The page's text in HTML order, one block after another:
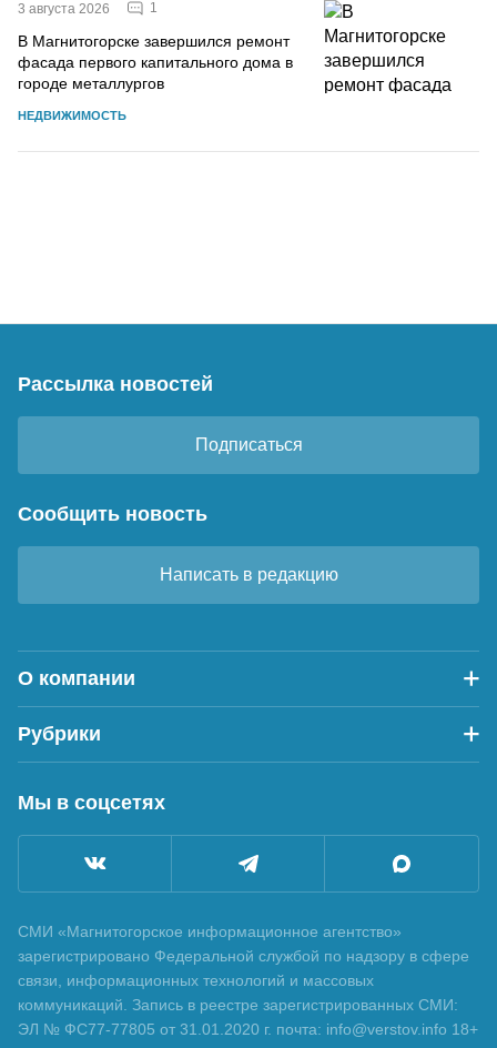
3 августа 2026 1
В Магнитогорске завершился ремонт
фасада первого капитального дома в
городе металлургов
НЕДВИЖИМОСТЬ
Рассылка новостей
Подписаться
Сообщить новость
Написать в редакцию
О компании
Рубрики
Мы в соцсетях
СМИ «Магнитогорское информационное агентство»
зарегистрировано Федеральной службой по надзору в сфере
связи, информационных технологий и массовых
коммуникаций. Запись в реестре зарегистрированных СМИ:
ЭЛ № ФС77-77805 от 31.01.2020 г. почта: info@verstov.info 18+